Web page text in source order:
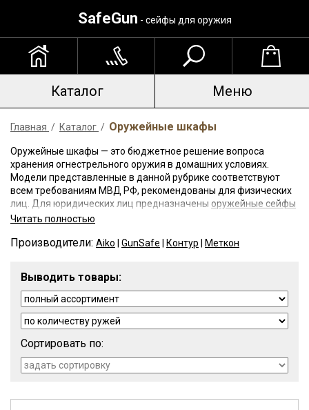
SafeGun - сейфы для оружия
Каталог Меню
Главная / Каталог / Оружейные шкафы
Оружейные шкафы — это бюджетное решение вопроса
хранения огнестрельного оружия в домашних условиях.
Модели представленные в данной рубрике соответствуют
всем требованиям МВД РФ, рекомендованы для физических
лиц. Для юридических лиц предназначены оружейные сейфы
из 3 мм стали.
Шкафы для оружия изготавливают из стали толщиной 1-2 мм,
механическим инструментом. Ввиду небольшого веса и
неустойчивости, анкерное крепление шкафов для оружия к
стене или полу — обязательно.
патронным отделением для раздельного хранения оружия и
боеприпасов. Для вертикальной установки ружей
используются специальные держатели — ложементы. Они
момент при оформлении заказа.
Читать полностью
Производители: Aiko GunSafe Контур Меткон
Выводить товары:
Сортировать по: